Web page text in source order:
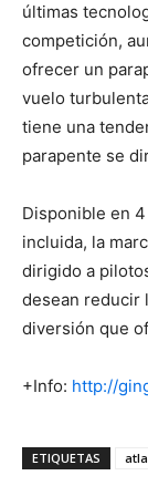
últimas
competición,
ofrecer un
vuelo
tiene una
parapente se
Disponible en
incluida, la
dirigido a
desean reducir
diversión que
+Info: http://
ETIQUETAS